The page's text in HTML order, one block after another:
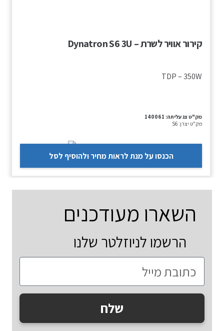
קירור אוויר לשרת – Dynatron S6 3U
TDP – 350W
מק"ט צג עליתה: 140061
מק"ט יצרן: S6
הכנסו על מנת לראות מחיר ולהוסיף לסל
השארו מעודכנים
הרשמו לניוזלטר שלנו
שלח